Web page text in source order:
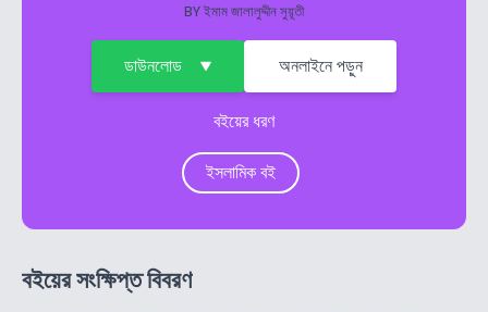
BYইমাম জালালুদ্দীন সুয়ূতী
ডাউনলোড অনলাইনে পড়ুন
বইয়ের ধরণ
ইসলামিক বই
বইয়ের সংক্ষিপ্ত বিবরণ